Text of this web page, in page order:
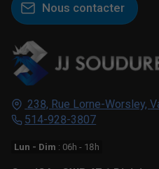
238, Rue Lorne-Worsley,
514-928-3807
Lun - Dim : 06h - 18h
Nous contacter